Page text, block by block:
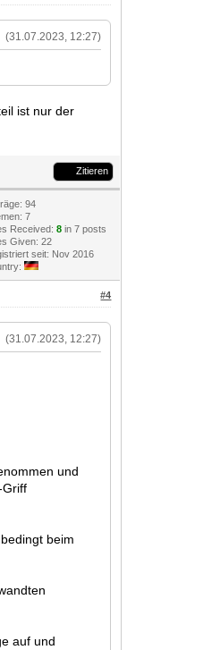
(31.07.2023, 12:27)
ist nur der
Zitieren
94
7
Received:8 in 7 posts
Given: 22
seit: Nov 2016
#4
(31.07.2023, 12:27)
und
Griff
beim
auf und